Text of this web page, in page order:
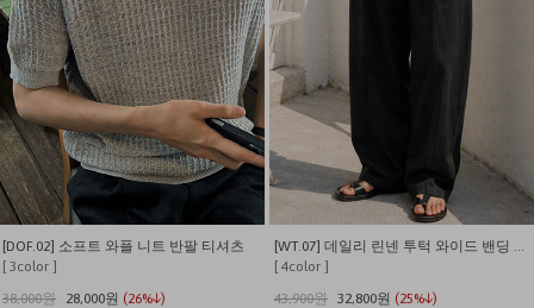
[DOF.02] 소프트 와플 니트 반팔 티셔츠
[ 3color ]
38,000원
28,000원 (26%↓)
[ 4color ]
43,900원 32,800원 (25%↓)